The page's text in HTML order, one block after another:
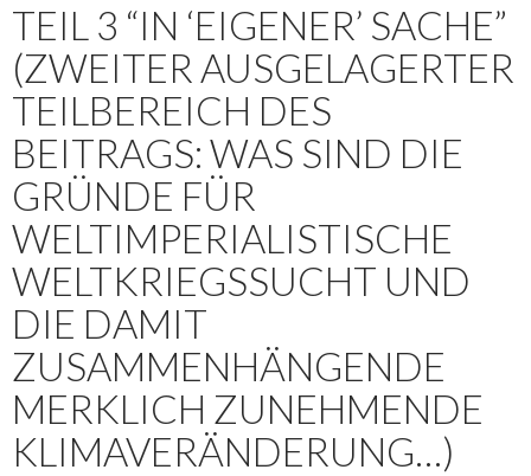
TEIL 3 “IN ‘EIGENER’ SACHE”
(ZWEITER AUSGELAGERTER
TEILBEREICH DES
BEITRAGS: WAS SIND DIE
GRÜNDE FÜR
WELTIMPERIALISTISCHE
WELTKRIEGSSUCHT UND
DIE DAMIT
ZUSAMMENHÄNGENDE
MERKLICH ZUNEHMENDE
KLIMAVERÄNDERUNG…)